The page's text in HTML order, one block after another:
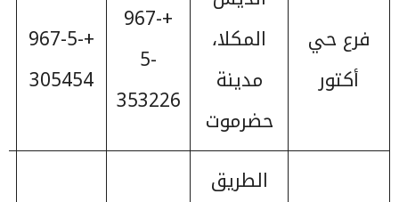
فرع حي
أكتور
المكلا،
مدينة
حضرموت
+967-
5-
353226
+967-5-
305454
الطريق